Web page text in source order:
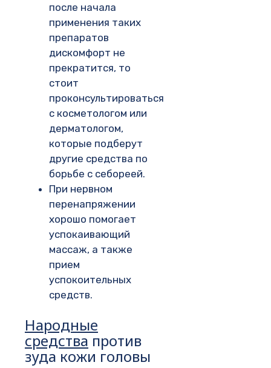
после начала
применения таких
препаратов
дискомфорт не
прекратится, то
стоит
проконсультироваться
с косметологом или
дерматологом,
которые подберут
другие средства по
борьбе с себореей.
При нервном
перенапряжении
хорошо помогает
успокаивающий
массаж, а также
прием
успокоительных
средств.
Народные
средства против
зуда кожи головы